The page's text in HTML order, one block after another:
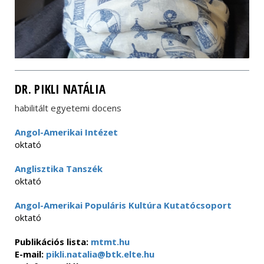
DR. PIKLI NATÁLIA
habilitált egyetemi docens
Angol-Amerikai Intézet
oktató
Anglisztika Tanszék
oktató
Angol-Amerikai Populáris Kultúra Kutatócsoport
oktató
Publikációs lista: mtmt.hu
E-mail: pikli.natalia@btk.elte.hu